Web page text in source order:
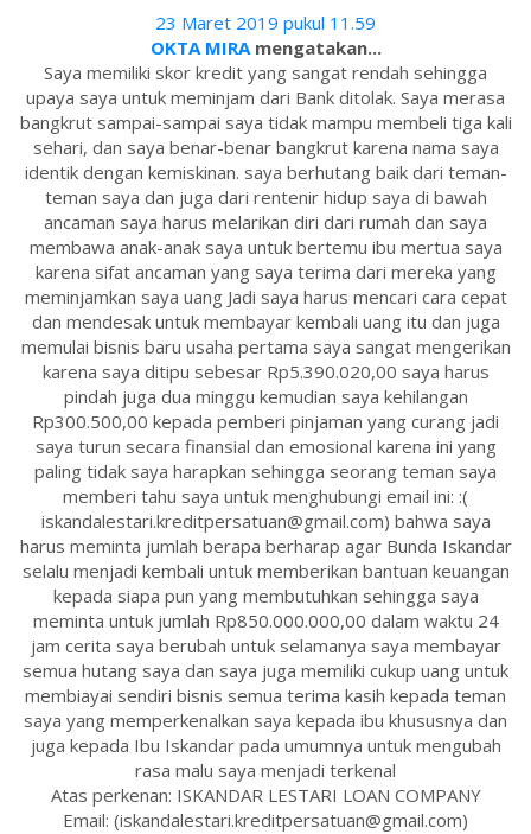
23 Maret 2019 pukul 11.59
OKTA MIRAmengatakan...
Saya memiliki skor kredit yang sangat rendah sehingga
upaya saya untuk meminjam dari Bank ditolak. Saya merasa
bangkrut sampai-sampai saya tidak mampu membeli tiga kali
sehari, dan saya benar-benar bangkrut karena nama saya
identik dengan kemiskinan. saya berhutang baik dari teman-
teman saya dan juga dari rentenir hidup saya di bawah
ancaman saya harus melarikan diri dari rumah dan saya
membawa anak-anak saya untuk bertemu ibu mertua saya
karena sifat ancaman yang saya terima dari mereka yang
meminjamkan saya uang Jadi saya harus mencari cara cepat
dan mendesak untuk membayar kembali uang itu dan juga
memulai bisnis baru usaha pertama saya sangat mengerikan
karena saya ditipu sebesar Rp5.390.020,00 saya harus
pindah juga dua minggu kemudian saya kehilangan
Rp300.500,00 kepada pemberi pinjaman yang curang jadi
saya turun secara finansial dan emosional karena ini yang
paling tidak saya harapkan sehingga seorang teman saya
memberi tahu saya untuk menghubungi email ini: :(
iskandalestari.kreditpersatuan@gmail.com) bahwa saya
harus meminta jumlah berapa berharap agar Bunda Iskandar
selalu menjadi kembali untuk memberikan bantuan keuangan
kepada siapa pun yang membutuhkan sehingga saya
meminta untuk jumlah Rp850.000.000,00 dalam waktu 24
jam cerita saya berubah untuk selamanya saya membayar
semua hutang saya dan saya juga memiliki cukup uang untuk
membiayai sendiri bisnis semua terima kasih kepada teman
saya yang memperkenalkan saya kepada ibu khususnya dan
juga kepada Ibu Iskandar pada umumnya untuk mengubah
rasa malu saya menjadi terkenal
Atas perkenan: ISKANDAR LESTARI LOAN COMPANY
Email: (iskandalestari.kreditpersatuan@gmail.com)